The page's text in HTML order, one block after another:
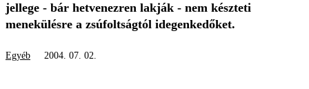
jellege - bár hetvenezren lakják - nem készteti
menekülésre a zsúfoltságtól idegenkedőket.
Egyéb 2004. 07. 02.